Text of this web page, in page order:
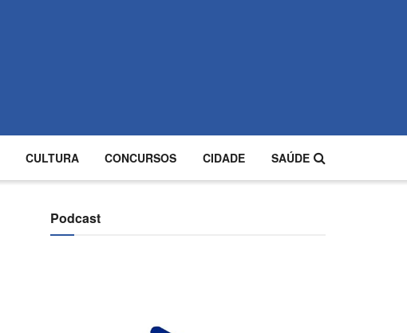
CULTURA CONCURSOS CIDADE SAÚDE
Podcast